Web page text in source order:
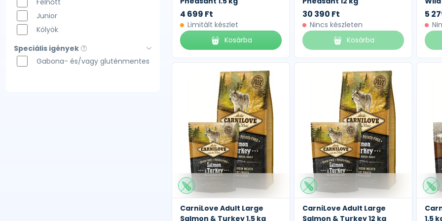
Felnőtt
Junior
Kölyök
Speciális igények
Gabona- és/vagy gluténmentes
4 699 Ft
Limitált készlet
Kosárba
30 390 Ft
Nincs készleten
Kosárba
5
CarniLove Adult Large
Salmon & Turkey 1.5 kg
CarniLove Adult Large
Salmon & Turkey 12 kg
1.5